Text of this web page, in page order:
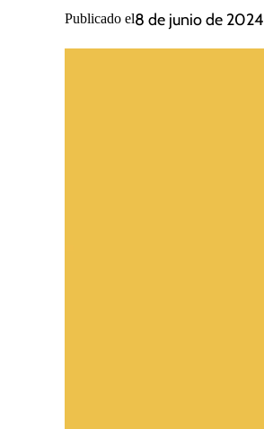
Publicado el8 de junio de 2024